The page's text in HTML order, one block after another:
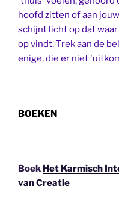
hoofd zitten of aan
schijnt licht op dat
op vindt. Trek aan de
enige, die er niet
BOEKEN
Boek Het Karmisch
van Creatie